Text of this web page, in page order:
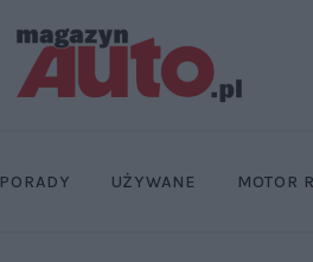
MOTOR
PORADY UŻYWANE